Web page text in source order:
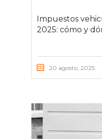
Impuestos
2025: cómo y
20 agosto, 2025